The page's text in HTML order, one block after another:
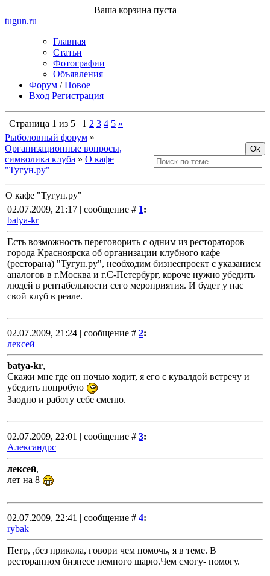
Ваша корзина пуста
tugun.ru
Главная
Статьи
Фотографии
Объявления
Форум /Новое
Вход Регистрация
Страница 1 из 5 1 2 3 4 5 »
Рыболовный форум »
Организационные вопросы,
символика клуба » О кафе
"Тугун.ру"
О кафе "Тугун.ру"
02.07.2009, 21:17 | сообщение # 1:
batya-kr
Есть возможность переговорить с одним из рестораторов
города Красноярска об организации клубного кафе
(ресторана) "Тугун.ру", необходим бизнеспроект с указанием
аналогов в г.Москва и г.С-Петербург, короче нужно убедить
людей в рентабельности сего мероприятия. И будет у нас
свой клуб в реале.
02.07.2009, 21:24 | сообщение # 2:
лексей
batya-kr,
Скажи мне где он ночью ходит, я его с кувалдой встречу и
убедить попробую
Заодно и работу себе сменю.
02.07.2009, 22:01 | сообщение # 3:
Александрс
лексей,
лет на 8
02.07.2009, 22:41 | сообщение # 4:
rybak
Петр, ,без прикола, говори чем помочь, я в теме. В
ресторанном бизнесе немного шарю.Чем смогу- помогу.